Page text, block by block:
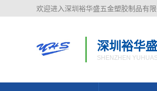
欢迎进入深圳裕华盛五金塑胶制品有
深圳裕华
SHENZHEN